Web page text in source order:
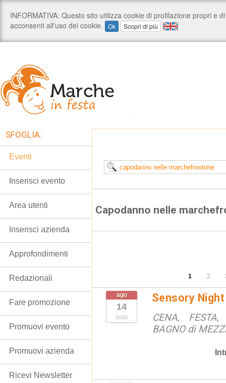
Capodanno nelle
1 2
ago
14
2026
Sensory Night
CENA,
BAGNO di
SFOGLIA:
Eventi
Inserisci evento
Area utenti
Inserisci azienda
Approfondimenti
Redazionali
Fare promozione
Promuovi evento
Promuovi azienda
Ricevi Newsletter